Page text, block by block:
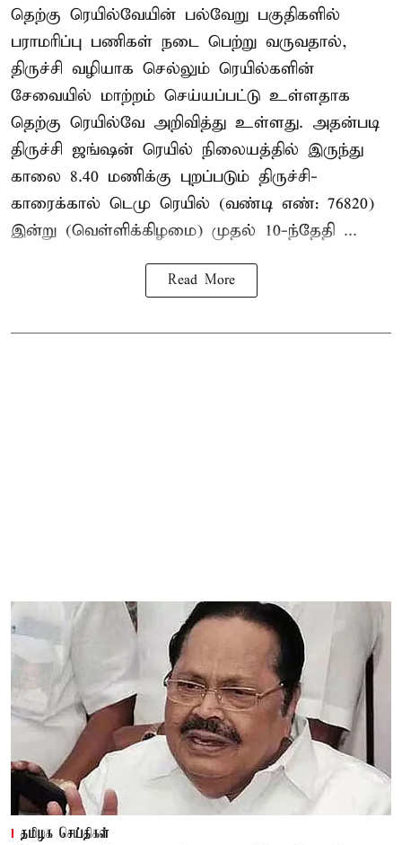
தெற்கு ரெயில்வேயின் பல்வேறு பகுதிகளில்
பராமரிப்பு பணிகள் நடை பெற்று வருவதால்,
திருச்சி வழியாக செல்லும் ரெயில்களின்
சேவையில் மாற்றம் செய்யப்பட்டு உள்ளதாக
தெற்கு ரெயில்வே அறிவித்து உள்ளது. அதன்படி
திருச்சி ஜங்ஷன் ரெயில் நிலையத்தில் இருந்து
காலை 8.40 மணிக்கு புறப்படும் திருச்சி-
காரைக்கால் டெமு ரெயில் (வண்டி எண்: 76820)
இன்று (வெள்ளிக்கிழமை) முதல் 10-ந்தேதி ...
Read More
தமிழக செய்திகள்